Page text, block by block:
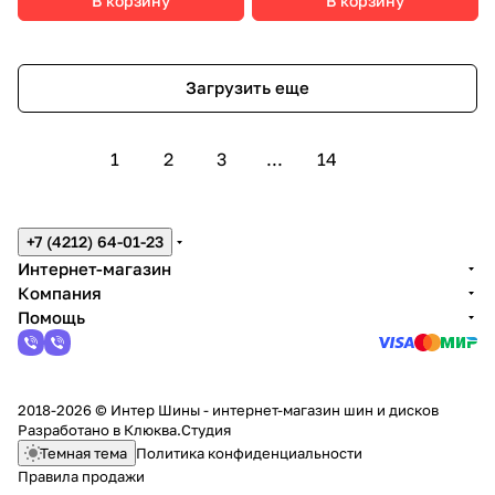
Загрузить еще
1 2 3 ... 14
+7 (4212) 64-01-23
Интернет-магазин
Компания
Помощь
2018-2026 © Интер Шины - интернет-магазин шин и дисков
Разработано в Клюква.Студия
Темная тема Политика конфиденциальности
Правила продажи